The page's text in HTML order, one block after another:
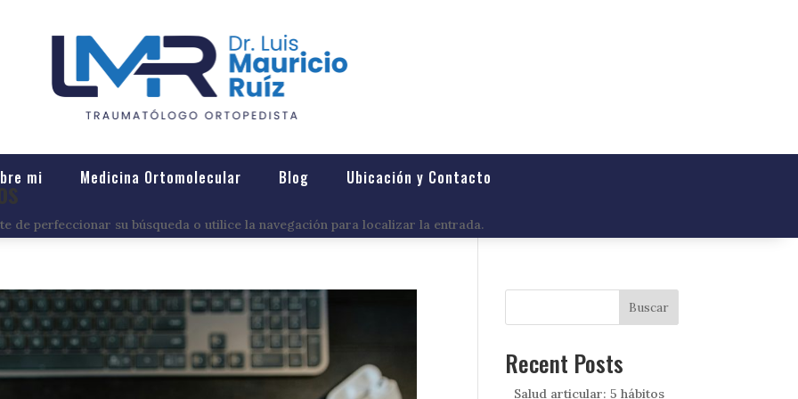
mi Medicina Ortomolecular Blog Ubicación y Contacto
de perfeccionar su búsqueda o utilice la navegación para localizar la entrada.
Buscar
Recent Posts
Salud articular: 5 hábitos